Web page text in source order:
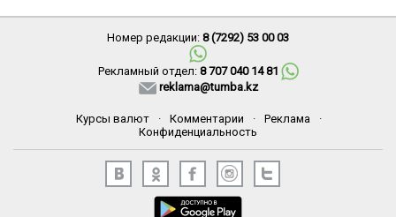
Номер редакции: 8 (7292) 53 00 03
Рекламный отдел: 8 707 040 14 81
reklama@tumba.kz
Курсы валют · Комментарии · Реклама
·
Конфиденциальность